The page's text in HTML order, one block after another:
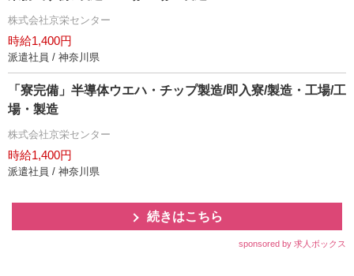
株式会社京栄センター
時給1,400円
派遣社員 / 神奈川県
「寮完備」半導体ウエハ・チップ製造/即入寮/製造・工場/工
場・製造
株式会社京栄センター
時給1,400円
派遣社員 / 神奈川県
続きはこちら
sponsored by 求人ボックス